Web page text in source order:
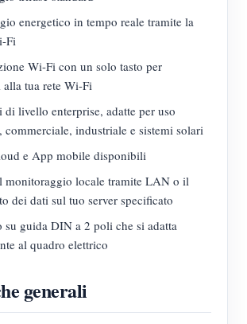
energetico in tempo reale tramite la
Fi
Wi-Fi con un solo tasto per
alla tua rete Wi-Fi
di livello enterprise, adatte per uso
commerciale, industriale e sistemi solari
e App mobile disponibili
monitoraggio locale tramite LAN o il
dei dati sul tuo server specificato
su guida DIN a 2 poli che si adatta
al quadro elettrico
generali